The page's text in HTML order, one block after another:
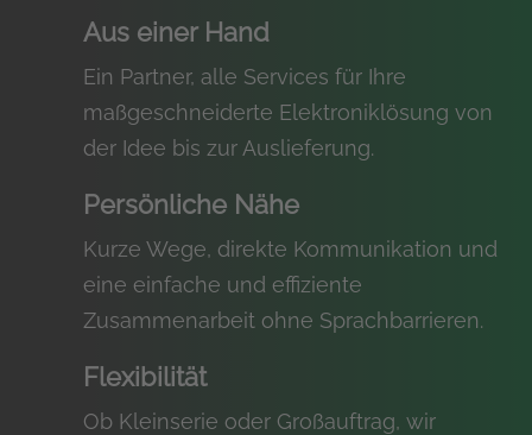
Aus einer Hand
Ein Partner, alle Services für Ihre
maßgeschneiderte Elektroniklösung von
der Idee bis zur Auslieferung.
Persönliche Nähe
Kurze Wege, direkte Kommunikation und
eine einfache und effiziente
Zusammenarbeit ohne Sprachbarrieren.
Flexibilität
Ob Kleinserie oder Großauftrag, wir